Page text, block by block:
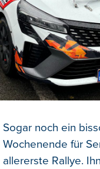
Sogar noch ein
Wochenende für
allererste Rallye.